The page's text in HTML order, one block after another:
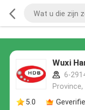
Wuxi
6-
Province,
5.0